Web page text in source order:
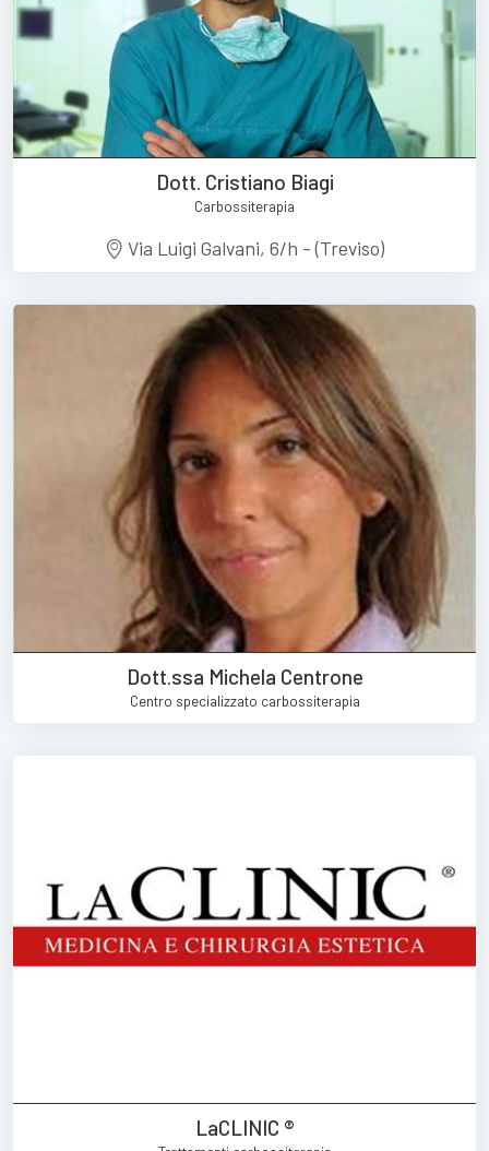
Dott. Cristiano Biagi
Carbossiterapia
Via Luigi Galvani, 6/h - (Treviso)
Dott.ssa Michela Centrone
Centro specializzato carbossiterapia
LaCLINIC ®